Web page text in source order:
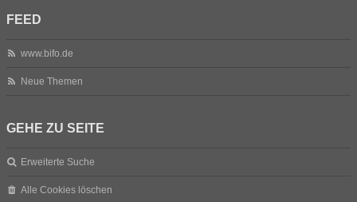
FEED
www.bifo.de
Neue Themen
GEHE ZU SEITE
Erweiterte Suche
Alle Cookies löschen